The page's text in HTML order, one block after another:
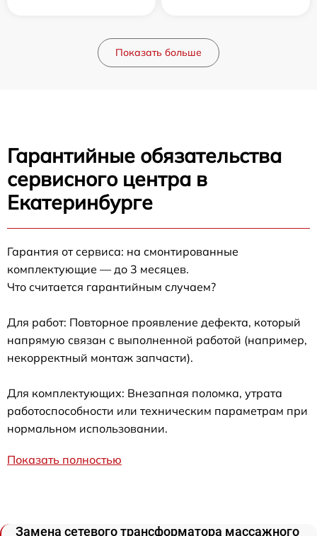
Показать больше
Гарантийные обязательства
сервисного центра в
Екатеринбурге
Гарантия от сервиса: на смонтированные
комплектующие — до 3 месяцев.
Что считается гарантийным случаем?
Для работ: Повторное проявление дефекта, который
напрямую связан с выполненной работой (например,
некорректный монтаж запчасти).
Для комплектующих: Внезапная поломка, утрата
работоспособности или техническим параметрам при
нормальном использовании.
Показать полностью
Замена сетевого трансформатора массажного